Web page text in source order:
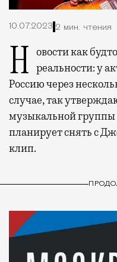
10.07.2023 2 мин. чтения
Новости как будто из параллельной реальности: у
Россию через
случае, так
музыкальной группы
планирует снять с
клип.